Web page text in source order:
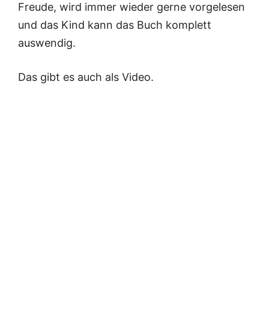
Freude, wird immer wieder gerne vorgelesen
und das Kind kann das Buch komplett
auswendig.
Das gibt es auch als Video.